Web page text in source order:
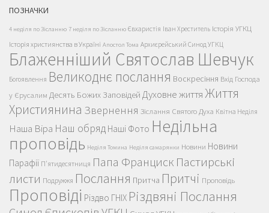
ПОЗНАЧКИ
4 неділя по Зісланню 7 неділя по Зісланню Євхаристія Іван Хреститель Історія УГКЦ
Історія християнства в Україні Апостол Тома Архиєрейський Синод УГКЦ
Блаженніший Святослав Шевчук
Богоявлення Великоднє послання Воскресіння Вхід Господа
у Єрусалим Десять Божих Заповідей Духовне життяЖиття
Християнина Звернення Зіслання Святого Духа Квітна Неділя
Наша Віра Наш обряд Наші Фото Недільна
проповідь Неділя Томина Неділя самарянки Новини Новини
Парафії П'ятидесятниця Папа Франциск Пастирські
листи Подружжя Послання Притча Притчі Проповідь
Проповіді Різдво ГНІХ Різдвяні Послання